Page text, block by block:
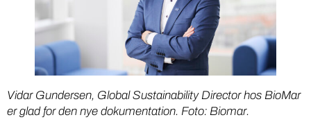
Vidar Gundersen, Global Sustainability Director hos BioMar
er glad for den nye dokumentation. Foto: Biomar.